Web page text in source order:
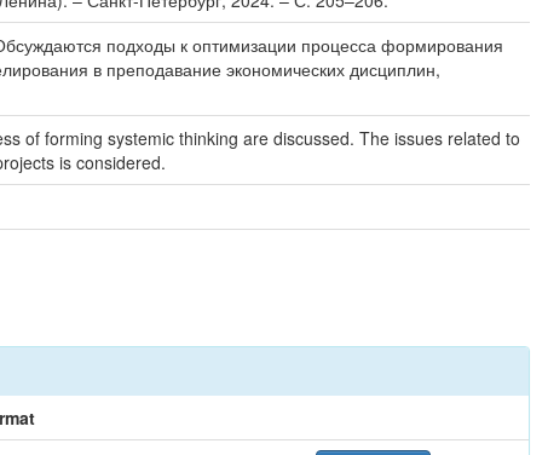
подходы к оптимизации процесса формирования
в преподавание экономических дисциплин,
of forming systemic thinking are discussed. The issues related to
is considered.